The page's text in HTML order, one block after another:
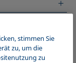
stimmen Sie
zu, um die
zu